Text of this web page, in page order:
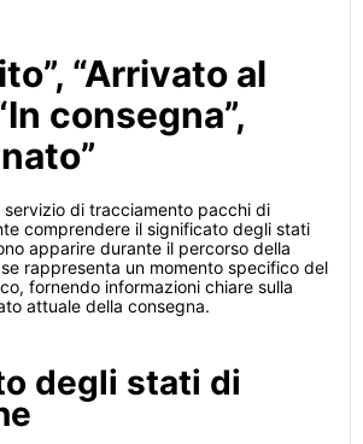
“Arrivato al
consegna”,
servizio di tracciamento pacchi di
comprendere il significato degli stati
apparire durante il percorso della
rappresenta un momento specifico del
fornendo informazioni chiare sulla
attuale della consegna.
degli stati di